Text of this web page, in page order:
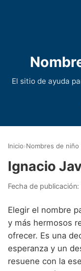
El sitio de ayuda
Nombres
Nombres
Nombres
Inicio›Nombres de niño
Ignacio
Fecha de publicación:
Elegir el nombre
y más hermosos
ofrecer. Es una
esperanza y un
resuene con la